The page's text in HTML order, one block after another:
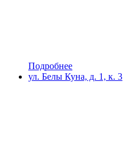
Подробнее
ул. Белы Куна, д. 1, к. 3